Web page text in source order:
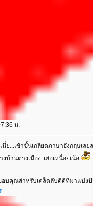
น.
นี่ย...เข้าขั้นเกลียดภาษาอังกฤษเล
บ้านต่างเมือง..เฮ่อเหนื่อยเน้อ
อบคุณสำหรับเคล็ดลับดีดีที่มาแบ่ง